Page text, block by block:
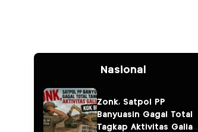
Nasional
Zonk, Satpol PP
Banyuasin Gagal Total
Tagkap Aktivitas Galian